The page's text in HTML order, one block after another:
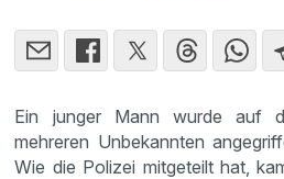
Ein junger Mann wurde auf
mehreren Unbekannten
Wie die Polizei mitgeteilt hat,